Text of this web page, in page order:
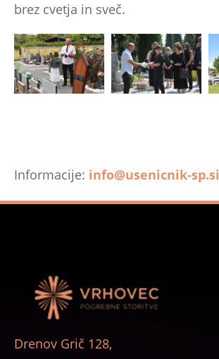
brez cvetja in sveč.
Informacije: info@usenicnik-sp.si
Drenov Grič 128,